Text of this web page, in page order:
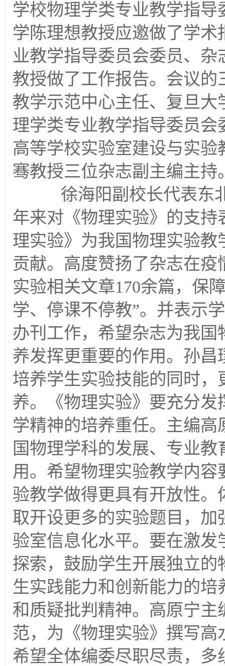
学校物理学类专业教学指
学陈理想教授应邀做了学
业教学指导委员会委员、
教授做了工作报告。会议
教学示范中心主任、复旦
理学类专业教学指导委员
高等学校实验室建设与实
骞教授三位杂志副主编主持
徐海阳副校长代表东北
年来对《物理实验》的支
理实验》为我国物理实验
贡献。高度赞扬了杂志在
实验相关文章170余篇，保
学、停课不停教”。并表示
办刊工作，希望杂志为我
养发挥更重要的作用。孙
培养学生实验技能的同时
养。《物理实验》要充分
学精神的培养重任。主编
国物理学科的发展、专业
用。希望物理实验教学内
验教学做得更具有开放性
取开设更多的实验题目，
验室信息化水平。要在激
探索，鼓励学生开展独立
生实践能力和创新能力的
和质疑批判精神。高原宁
范，为《物理实验》撰写
希望全体编委尽职尽责，